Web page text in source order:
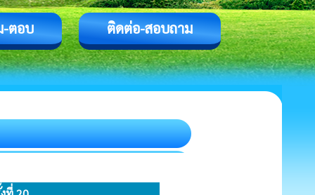
-ตอบ ติดต่อ-สอบถาม